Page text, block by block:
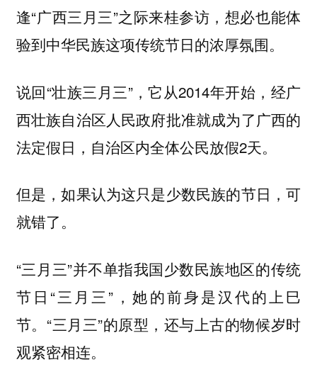
逢“广西三月三”之际来桂参访，想必也能体
验到中华民族这项传统节日的浓厚氛围。
说回“壮族三月三”，它从2014年开始，经广
西壮族自治区人民政府批准就成为了广西的
法定假日 ，自治区内全体公民放假2天。
但是，如果认为这只是少数民族的节日，可
就错了。
“三月三”并不单指我国少数民族地区的传统
节日“三月三”，她的前身是汉代的上巳
节。“三月三”的原型，还与上古的物候岁时
观紧密相连。